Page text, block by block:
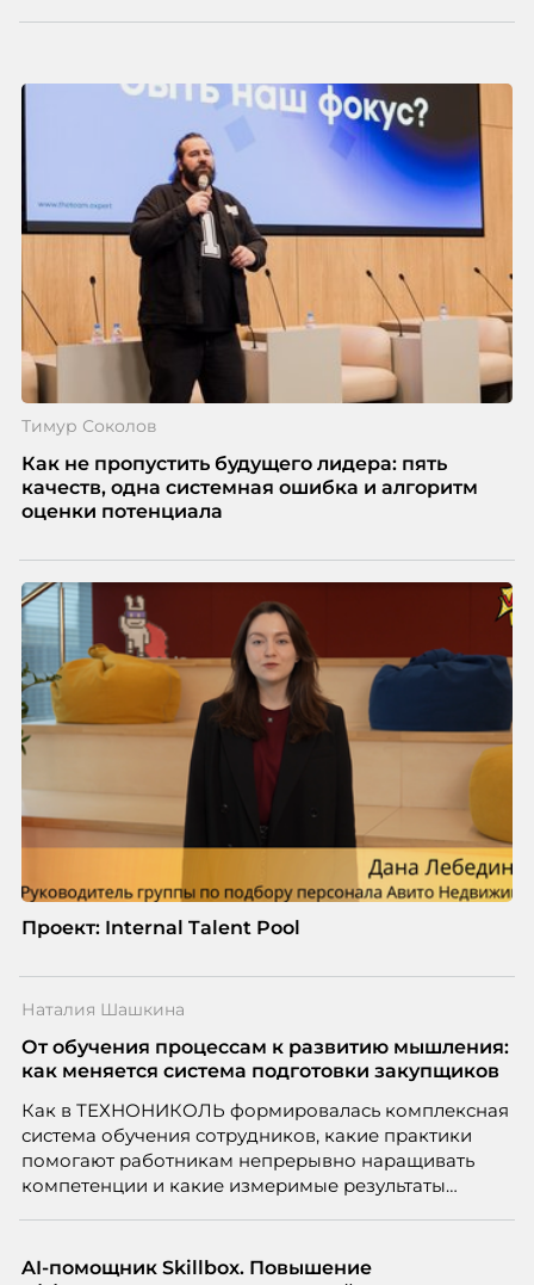
Тимур Соколов
Как не пропустить будущего лидера: пять
качеств, одна системная ошибка и алгоритм
оценки потенциала
Проект: Internal Talent Pool
Наталия Шашкина
От обучения процессам к развитию мышления:
как меняется система подготовки закупщиков
Как в ТЕХНОНИКОЛЬ формировалась комплексная
система обучения сотрудников, какие практики
помогают работникам непрерывно наращивать
компетенции и какие измеримые результаты
закупкам направления «Минеральная изоляция»
AI-помощник Skillbox. Повышение